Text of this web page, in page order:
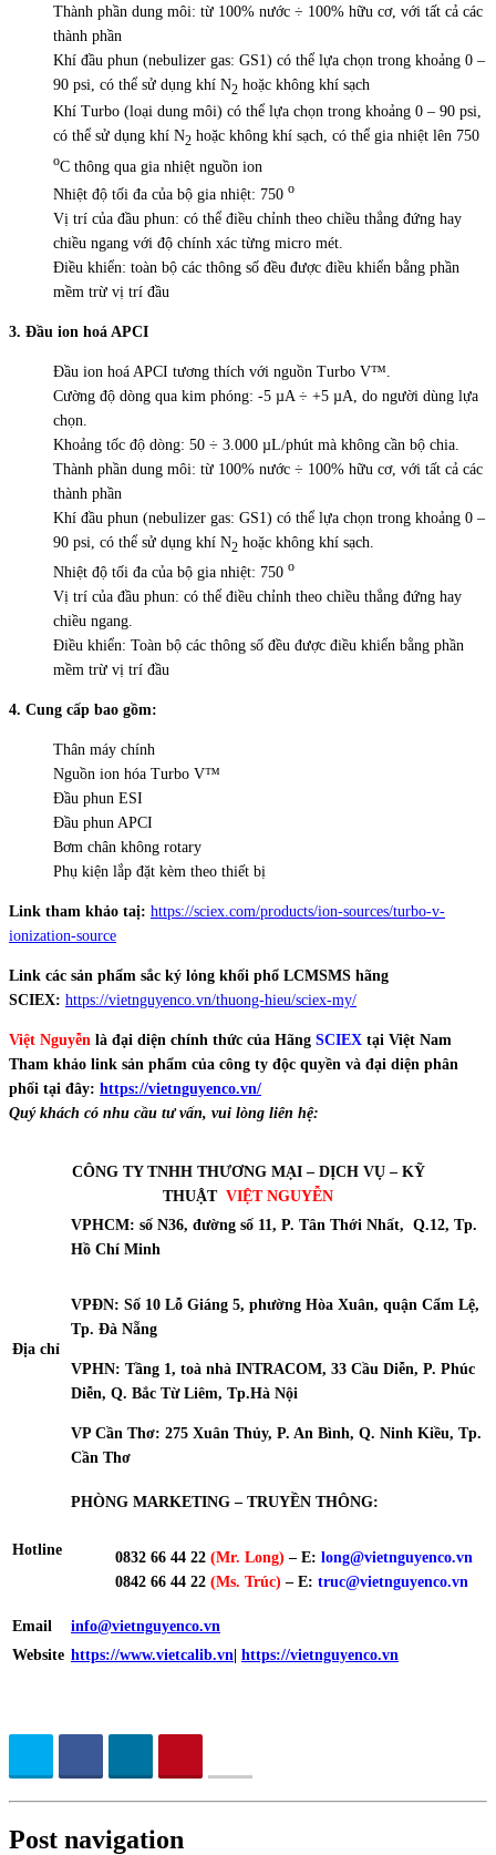
Thành phần dung môi: từ 100% nước ÷ 100% hữu cơ, với tất cả các
thành phần
Khí đầu phun (nebulizer gas: GS1) có thể lựa chọn trong khoảng 0 –
90 psi, có thể sử dụng khí N2 hoặc không khí sạch
Khí Turbo (loại dung môi) có thể lựa chọn trong khoảng 0 – 90 psi,
có thể sử dụng khí N2 hoặc không khí sạch, có thể gia nhiệt lên 750
oC thông qua gia nhiệt nguồn ion
Nhiệt độ tối đa của bộ gia nhiệt: 750 o
Vị trí của đầu phun: có thể điều chỉnh theo chiều thẳng đứng hay
chiều ngang với độ chính xác từng micro mét.
Điều khiển: toàn bộ các thông số đều được điều khiển bằng phần
mềm trừ vị trí đầu
3. Đầu ion hoá APCI
Đầu ion hoá APCI tương thích với nguồn Turbo V™.
Cường độ dòng qua kim phóng: -5 µA ÷ +5 µA, do người dùng lựa
chọn.
Khoảng tốc độ dòng: 50 ÷ 3.000 µL/phút mà không cần bộ chia.
Thành phần dung môi: từ 100% nước ÷ 100% hữu cơ, với tất cả các
thành phần
Khí đầu phun (nebulizer gas: GS1) có thể lựa chọn trong khoảng 0 –
90 psi, có thể sử dụng khí N2 hoặc không khí sạch.
Nhiệt độ tối đa của bộ gia nhiệt: 750 o
Vị trí của đầu phun: có thể điều chỉnh theo chiều thẳng đứng hay
chiều ngang.
Điều khiển: Toàn bộ các thông số đều được điều khiển bằng phần
mềm trừ vị trí đầu
4. Cung cấp bao gồm:
Thân máy chính
Nguồn ion hóa Turbo V™
Đầu phun ESI
Đầu phun APCI
Bơm chân không rotary
Phụ kiện lắp đặt kèm theo thiết bị
Link tham khảo taị: https://sciex.com/products/ion-sources/turbo-v-
ionization-source
Link các sản phẩm sắc ký lỏng khối phổ LCMSMS hãng
SCIEX: https://vietnguyenco.vn/thuong-hieu/sciex-my/
Việt Nguyễn là đại diện chính thức của Hãng SCIEX tại Việt Nam
Tham khảo link sản phẩm của công ty độc quyền và đại diện phân
phối tại đây: https://vietnguyenco.vn/
Quý khách có nhu cầu tư vấn, vui lòng liên hệ:
CÔNG TY TNHH THƯƠNG MẠI – DỊCH VỤ – KỸ
THUẬT VIỆT NGUYỄN
Địa chỉ
VPHCM: số N36, đường số 11, P. Tân Thới Nhất, Q.12, Tp.
Hồ Chí Minh
VPĐN: Số 10 Lỗ Giáng 5, phường Hòa Xuân, quận Cẩm Lệ,
Tp. Đà Nẵng
VPHN: Tầng 1, toà nhà INTRACOM, 33 Cầu Diễn, P. Phúc
Diễn, Q. Bắc Từ Liêm, Tp.Hà Nội
VP Cần Thơ: 275 Xuân Thủy, P. An Bình, Q. Ninh Kiều, Tp.
Cần Thơ
Hotline
PHÒNG MARKETING – TRUYỀN THÔNG:
0832 66 44 22 (Mr. Long) – E: long@vietnguyenco.vn
0842 66 44 22 (Ms. Trúc) – E: truc@vietnguyenco.vn
Email
info@vietnguyenco.vn
Website https://www.vietcalib.vn https://vietnguyenco.vn
Post navigation